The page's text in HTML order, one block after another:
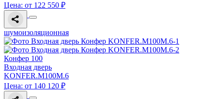
Цена: от 122 550 ₽
шумоизоляционная
Конфер 100
Входная дверь
KONFER.M100M.6
Цена: от 140 120 ₽